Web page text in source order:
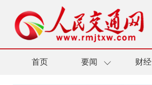
首页 要闻 财经